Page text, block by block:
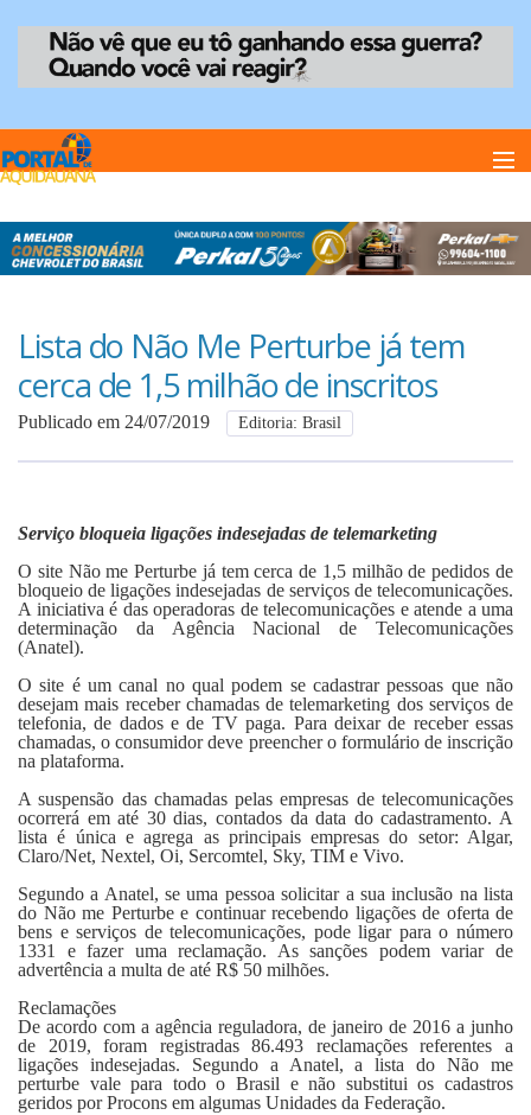
Home
Anuncie
Anuncie
Fale Conosco
Lista do Não Me Perturbe já tem
cerca de 1,5 milhão de inscritos
Publicado em 24/07/2019 Editoria: Brasil
Serviço bloqueia ligações indesejadas de telemarketing
O site Não me Perturbe já tem cerca de 1,5 milhão de pedidos de
bloqueio de ligações indesejadas de serviços de telecomunicações.
A iniciativa é das operadoras de telecomunicações e atende a uma
determinação da Agência Nacional de Telecomunicações
(Anatel).
O site é um canal no qual podem se cadastrar pessoas que não
desejam mais receber chamadas de telemarketing dos serviços de
telefonia, de dados e de TV paga. Para deixar de receber essas
chamadas, o consumidor deve preencher o formulário de inscrição
na plataforma.
A suspensão das chamadas pelas empresas de telecomunicações
ocorrerá em até 30 dias, contados da data do cadastramento. A
lista é única e agrega as principais empresas do setor: Algar,
Claro/Net, Nextel, Oi, Sercomtel, Sky, TIM e Vivo.
Segundo a Anatel, se uma pessoa solicitar a sua inclusão na lista
do Não me Perturbe e continuar recebendo ligações de oferta de
bens e serviços de telecomunicações, pode ligar para o número
1331 e fazer uma reclamação. As sanções podem variar de
advertência a multa de até R$ 50 milhões.
Reclamações
De acordo com a agência reguladora, de janeiro de 2016 a junho
de 2019, foram registradas 86.493 reclamações referentes a
ligações indesejadas. Segundo a Anatel, a lista do Não me
perturbe vale para todo o Brasil e não substitui os cadastros
geridos por Procons em algumas Unidades da Federação.